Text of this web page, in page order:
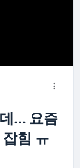
... 요즘
힘 ㅠ